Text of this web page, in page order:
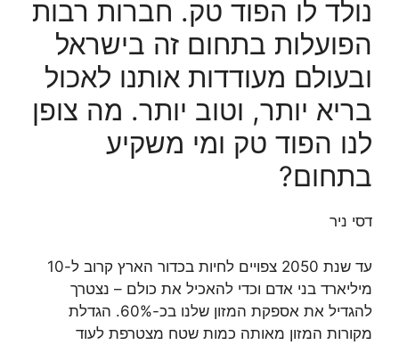
נולד לו הפוד טק. חברות רבות
הפועלות בתחום זה בישראל
ובעולם מעודדות אותנו לאכול
בריא יותר, וטוב יותר. מה צופן
לנו הפוד טק ומי משקיע
בתחום?
דסי ניר
עד שנת 2050 צפויים לחיות בכדור הארץ קרוב ל-10
מיליארד בני אדם וכדי להאכיל את כולם – נצטרך
להגדיל את אספקת המזון שלנו בכ-60%. הגדלת
מקורות המזון מאותה כמות שטח מצטרפת לעוד